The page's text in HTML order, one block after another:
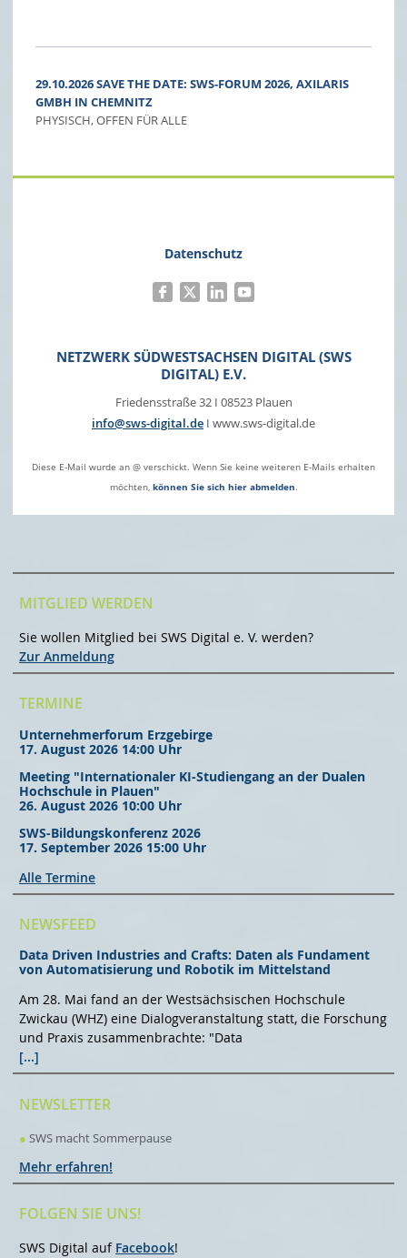
29.10.2026 SAVE THE DATE: SWS-FORUM 2026, AXILARIS
GMBH IN CHEMNITZ
PHYSISCH, OFFEN FÜR ALLE
Datenschutz
NETZWERK SÜDWESTSACHSEN DIGITAL (SWS
DIGITAL) E.V.
Friedensstraße 32 I 08523 Plauen
info@sws-digital.de I www.sws-digital.de
Diese E-Mail wurde an @ verschickt. Wenn Sie keine weiteren E-Mails erhalten
möchten, können Sie sich hier abmelden.
MITGLIED WERDEN
Sie wollen Mitglied bei SWS Digital e. V. werden?
Zur Anmeldung
TERMINE
Unternehmerforum Erzgebirge
17. August 2026 14:00 Uhr
Meeting "Internationaler KI-Studiengang an der Dualen
Hochschule in Plauen"
26. August 2026 10:00 Uhr
SWS-Bildungskonferenz 2026
17. September 2026 15:00 Uhr
Alle Termine
NEWSFEED
Data Driven Industries and Crafts: Daten als Fundament
von Automatisierung und Robotik im Mittelstand
Am 28. Mai fand an der Westsächsischen Hochschule
Zwickau (WHZ) eine Dialogveranstaltung statt, die Forschung
und Praxis zusammenbrachte: "Data
[...]
NEWSLETTER
● SWS macht Sommerpause
Mehr erfahren!
FOLGEN SIE UNS!
SWS Digital auf Facebook!